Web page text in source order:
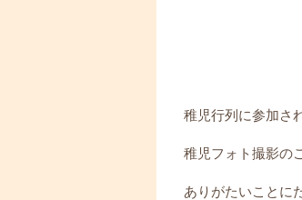
稚児行列に参加さ
稚児フォト撮影の
ありがたいことに